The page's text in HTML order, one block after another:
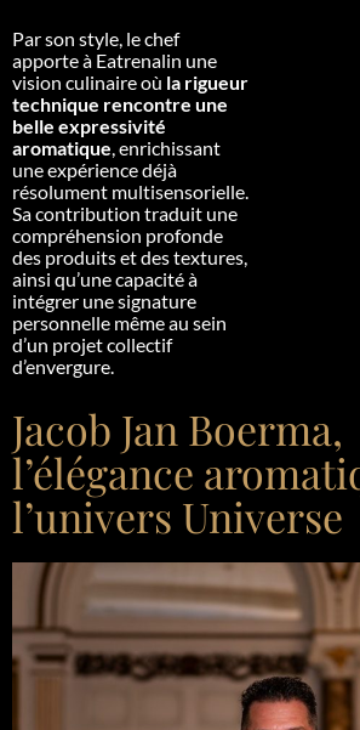
Par son style, le chef
apporte à Eatrenalin une
vision culinaire où la rigueur
technique rencontre une
belle expressivité
aromatique, enrichissant
une expérience déjà
résolument multisensorielle.
Sa contribution traduit une
compréhension profonde
des produits et des textures,
ainsi qu’une capacité à
intégrer une signature
personnelle même au sein
d’un projet collectif
d’envergure.
Jacob Jan Boerma,
l’élégance
l’univers Universe